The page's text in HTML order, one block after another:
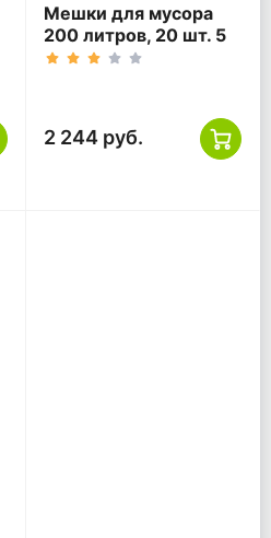
Мешки для мусора
200 литров, 20 шт. 5
уп, черные
2 244 руб.